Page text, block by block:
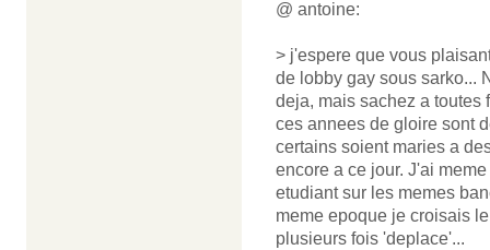
@ antoine:
> j'espere que vous
de lobby gay sous sarko...
deja, mais sachez a toutes
ces annees de gloire sont
certains soient maries a
encore a ce jour. J'ai
etudiant sur les memes
meme epoque je croisais
plusieurs fois 'deplace'...